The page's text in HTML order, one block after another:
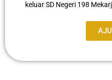
keluar SD Negeri 198